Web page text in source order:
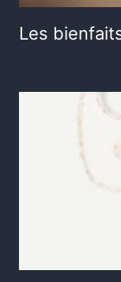
Les